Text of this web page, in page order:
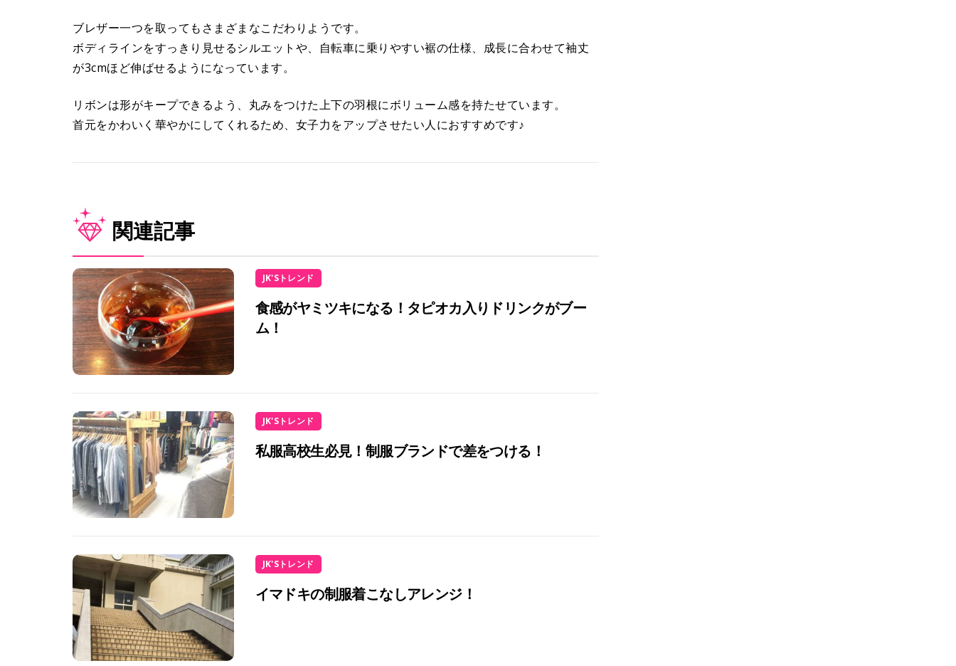
ブレザー一つを取ってもさまざまなこだわりようです。
ボディラインをすっきり見せるシルエットや、自転車に乗りやすい裾の仕様、成長に合わせて袖丈
が3cmほど伸ばせるようになっています。
リボンは形がキープできるよう、丸みをつけた上下の羽根にボリューム感を持たせています。
首元をかわいく華やかにしてくれるため、女子力をアップさせたい人におすすめです♪
関連記事
JK'Sトレンド
食感がヤミツキになる！タピオカ入りドリンクがブー
ム！
JK'Sトレンド
私服高校生必見！制服ブランドで差をつける！
JK'Sトレンド
イマドキの制服着こなしアレンジ！